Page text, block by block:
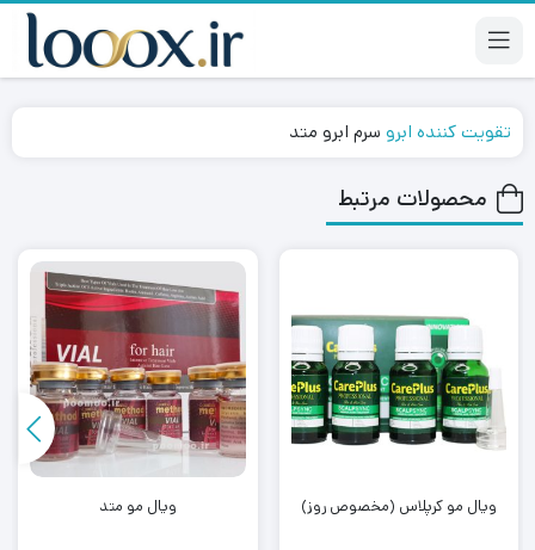
تقویت کننده ابرو سرم ابرو متد
محصولات مرتبط
ویال مو کرپلاس (مخصوص روز) ویال مو متد